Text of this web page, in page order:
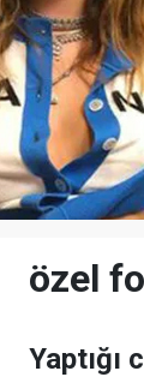
özel
Yaptığı